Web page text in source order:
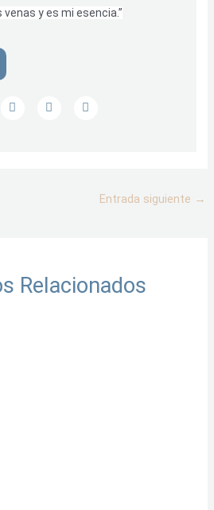
y es mi esencia.”
n
u
y
Entrada siguiente →
Relacionados